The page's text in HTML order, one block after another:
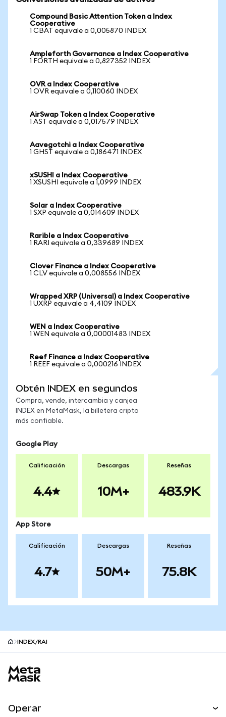
Compound Basic Attention Token a Index
Cooperative
1 CBAT equivale a 0,005870 INDEX
Ampleforth Governance a Index Cooperative
1 FORTH equivale a 0,827352 INDEX
OVR a Index Cooperative
1 OVR equivale a 0,110060 INDEX
AirSwap Token a Index Cooperative
1 AST equivale a 0,017579 INDEX
Aavegotchi a Index Cooperative
1 GHST equivale a 0,186471 INDEX
xSUSHI a Index Cooperative
1 XSUSHI equivale a 1,0999 INDEX
Solar a Index Cooperative
1 SXP equivale a 0,014609 INDEX
Rarible a Index Cooperative
1 RARI equivale a 0,339689 INDEX
Clover Finance a Index Cooperative
1 CLV equivale a 0,008556 INDEX
Wrapped XRP (Universal) a Index Cooperative
1 UXRP equivale a 4,4109 INDEX
WEN a Index Cooperative
1 WEN equivale a 0,00001483 INDEX
Reef Finance a Index Cooperative
1 REEF equivale a 0,000216 INDEX
Obtén INDEX en segundos
Compra, vende, intercambia y canjea
INDEX en MetaMask, la billetera cripto
más confiable.
Google Play
Calificación
4.4
Descargas
10M+
Reseñas
483.9K
App Store
Calificación
4.7
Descargas
50M+
Reseñas
75.8K
INDEX/RAI
Operar